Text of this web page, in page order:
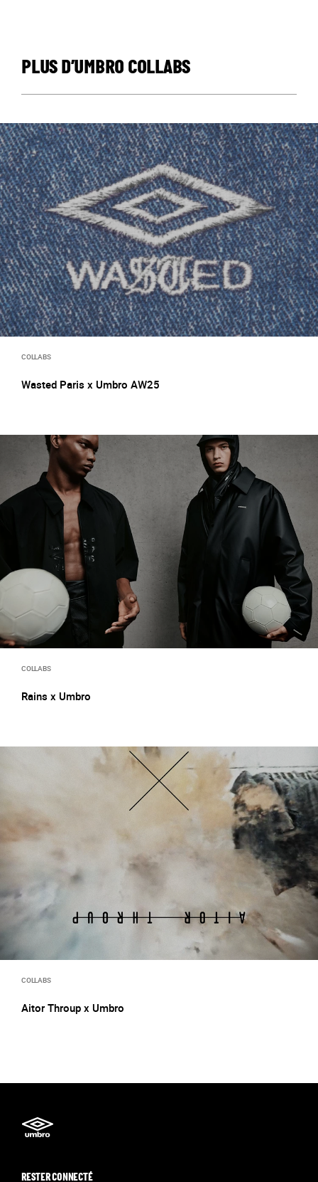
PLUS D’UMBRO COLLABS
COLLABS
Wasted Paris x Umbro AW25
COLLABS
Rains x Umbro
COLLABS
Aitor Throup x Umbro
RESTER CONNECTÉ